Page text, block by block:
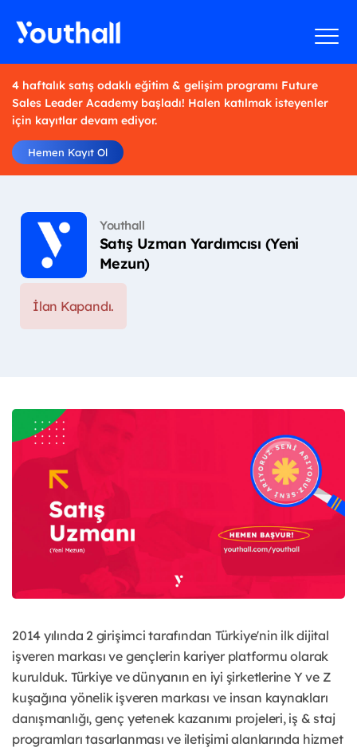
4 haftalık satış odaklı eğitim & gelişim programı Future
Sales Leader Academy başladı! Halen katılmak isteyenler
için kayıtlar devam ediyor.
Hemen Kayıt Ol
Youthall
Satış Uzman Yardımcısı (Yeni
Mezun)
İlan Kapandı.
2014 yılında 2 girişimci tarafından Türkiye'nin ilk dijital
işveren markası ve gençlerin kariyer platformu olarak
kurulduk. Türkiye ve dünyanın en iyi şirketlerine Y ve Z
kuşağına yönelik işveren markası ve insan kaynakları
danışmanlığı, genç yetenek kazanımı projeleri, iş & staj
programları tasarlanması ve iletişimi alanlarında hizmet